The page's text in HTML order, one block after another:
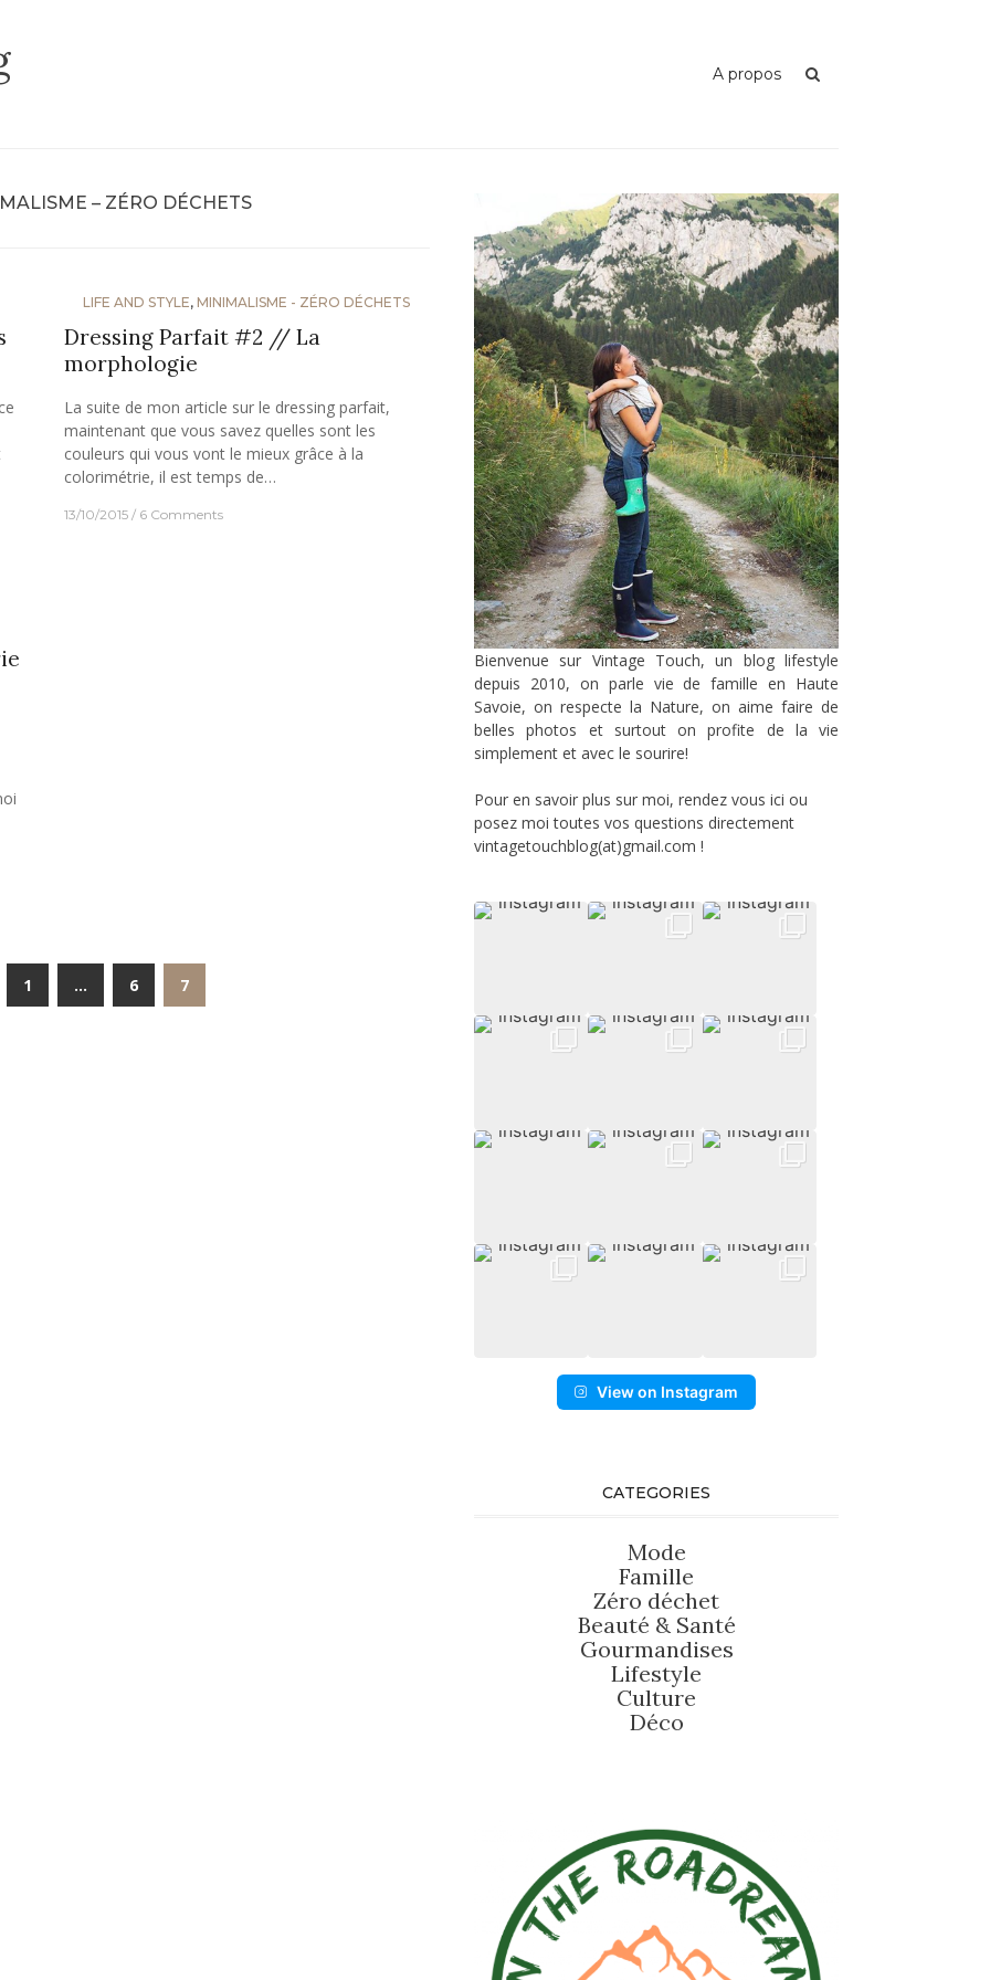
A propos
– ZÉRO DÉCHETS
LIFE AND STYLE, MINIMALISME - ZÉRO DÉCHETS
Dressing Parfait #2 // La
morphologie
La suite de mon article sur le dressing parfait,
maintenant que vous savez quelles sont les
couleurs qui vous vont le mieux grâce à la
colorimétrie, il est temps de…
13/10/2015 6 Comments
1 … 6 7
Bienvenue sur Vintage Touch, un blog lifestyle
depuis 2010, on parle vie de famille en Haute
Savoie, on respecte la Nature, on aime faire de
belles photos et surtout on profite de la vie
simplement et avec le sourire!
Pour en savoir plus sur moi, rendez vous ici ou
posez moi toutes vos questions directement
vintagetouchblog(at)gmail.com !
View on Instagram
CATEGORIES
Mode
Famille
Zéro déchet
Beauté & Santé
Gourmandises
Lifestyle
Culture
Déco